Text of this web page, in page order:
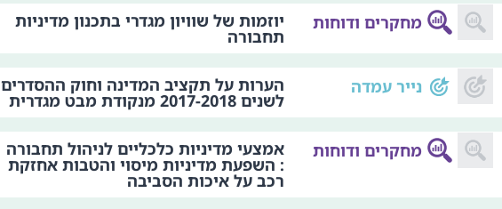
מחקרים ודוחות יוזמות של שוויון מגדרי בתכנון מדיניות
תחבורה
נייר עמדה הערות על תקציב המדינה וחוק ההסדרים
לשנים 2017-2018 מנקודת מבט מגדרית
מחקרים ודוחות אמצעי מדיניות כלכליים לניהול תחבורה
: השפעת מדיניות מיסוי והטבות אחזקת
רכב על איכות הסביבה